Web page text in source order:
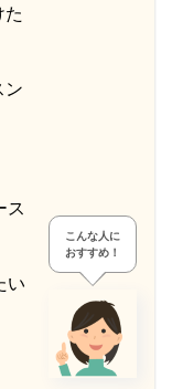
た
ン
ス
い
こんな人に
おすすめ！